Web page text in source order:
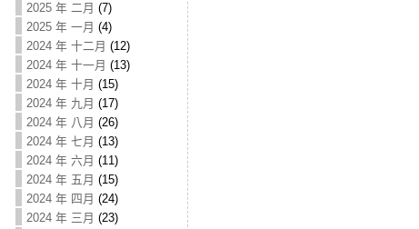
2025 年 二月 (7)
2025 年 一月 (4)
2024 年 十二月 (12)
2024 年 十一月 (13)
2024 年 十月 (15)
2024 年 九月 (17)
2024 年 八月 (26)
2024 年 七月 (13)
2024 年 六月 (11)
2024 年 五月 (15)
2024 年 四月 (24)
2024 年 三月 (23)